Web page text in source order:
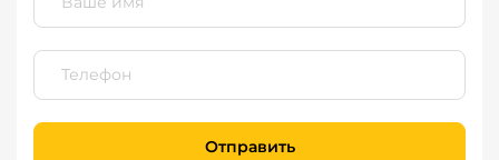
Отправить